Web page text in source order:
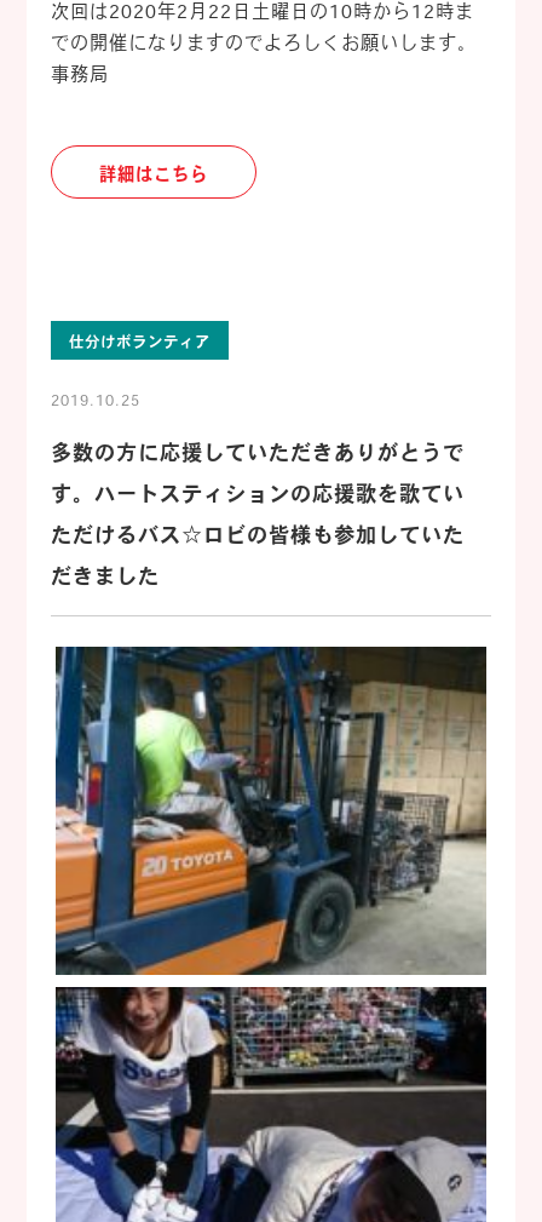
次回は2020年2月22日土曜日の10時から12時ま
での開催になりますのでよろしくお願いします。
事務局
詳細はこちら
仕分けボランティア
2019.10.25
多数の方に応援していただきありがとうで
す。ハートスティションの応援歌を歌てい
ただけるバス☆ロビの皆様も参加していた
だきました